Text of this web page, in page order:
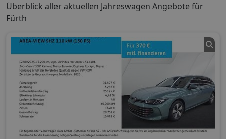
Überblick aller aktuellen Jahreswagen Angebote für
Fürth